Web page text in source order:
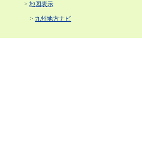
> 地図表示
> 九州地方ナビ